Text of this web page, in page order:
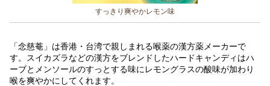
すっきり爽やかレモン味
「念慈菴」は香港・台湾で親しまれる喉薬の漢方薬メーカーで
す。スイカズラなどの漢方をブレンドしたハードキャンディはハ
ーブとメンソールのすっとする味にレモングラスの酸味が加わり
喉を爽やかにしてくれます。